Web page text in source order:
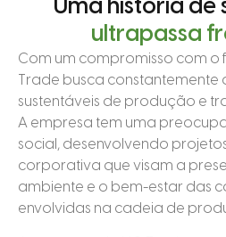
Uma história de
ultrapassa
Com um compromisso com o
Trade busca
sustentáveis de produção e
A empresa tem uma
social, desenvolvendo
corporativa que visam a
ambiente e o bem-estar das
envolvidas na cadeia de